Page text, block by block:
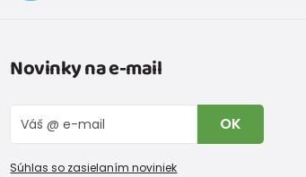
Novinky na e-mail
OK
Súhlas so zasielaním noviniek